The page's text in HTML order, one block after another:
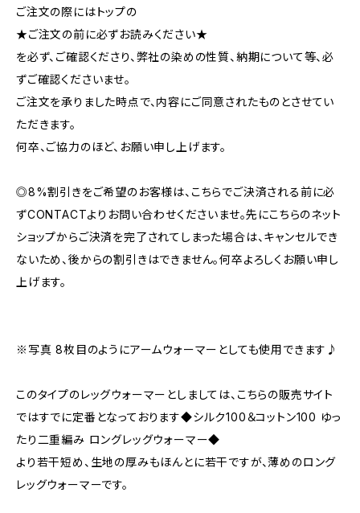
ご注文の際にはトップの
★ご注文の前に必ずお読みください★
を必ず、ご確認くださり、弊社の染めの性質、納期について等、必
ずご確認くださいませ。
ご注文を承りました時点で、内容にご同意されたものとさせてい
ただきます。
何卒、ご協力のほど、お願い申し上げます。
◎8%割引きをご希望のお客様は、こちらでご決済される前に必
ずCONTACTよりお問い合わせくださいませ。先にこちらのネット
ショップからご決済を完了されてしまった場合は、キャンセルでき
ないため、後からの割引きはできません。何卒よろしくお願い申し
上げます。
※写真 8枚目のようにアームウォーマーとしても使用できます♪
このタイプのレッグウォーマーとしましては、こちらの販売サイト
ではすでに定番となっております◆シルク100＆コットン100 ゆっ
たり二重編み ロングレッグウォーマー◆
より若干短め、生地の厚みもほんとに若干ですが、薄めのロング
レッグウォーマーです。